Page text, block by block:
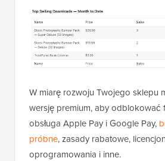
W miarę rozwoju Twojego sklepu
wersję premium, aby odblokować
obsługa Apple Pay i Google Pay,
próbne, zasady rabatowe,
oprogramowania i inne.